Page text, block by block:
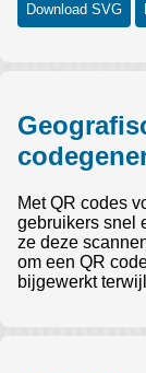
Download SVG
Met QR codes
gebruikers snel
ze deze
om een QR
bijgewerkt